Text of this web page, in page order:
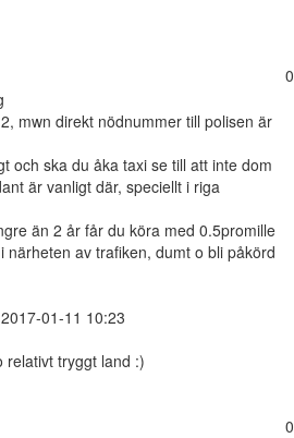
0
mwn direkt nödnummer till polisen är
och ska du åka taxi se till att inte dom
är vanligt där, speciellt i riga
än 2 år får du köra med 0.5promille
närheten av trafiken, dumt o bli påkörd
2017-01-11 10:23
relativt tryggt land :)
0